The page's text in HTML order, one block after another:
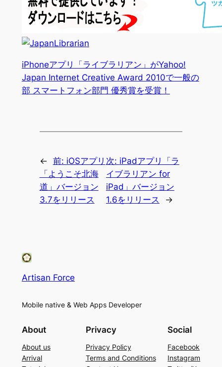
iPhoneアプリ「ライブラリアン」がYahoo!
Japan Internet Creative Award 2010で一般の
部 スマートフォン部門 優秀賞を受賞！
← 前: iOSアプリ
「ようこそ北海
道」バージョン
3.7をリリース
次: iPadアプリ「ラ
イブラリアン for
iPad」バージョン
1.6をリリース
→
Artisan Force
Mobile native & Web Apps Developer
About
About us
Arrival
Privacy
Privacy Policy
Terms and Conditions
Social
Facebook
Instagram